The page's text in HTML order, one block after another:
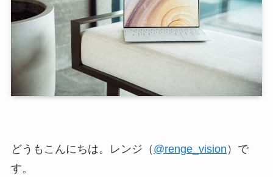
どうもこんにちは。レンジ（ @renge_vision ）で
す。